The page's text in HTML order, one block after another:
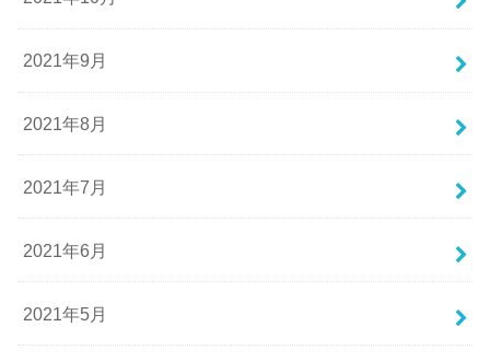
2021年9月
2021年8月
2021年7月
2021年6月
2021年5月